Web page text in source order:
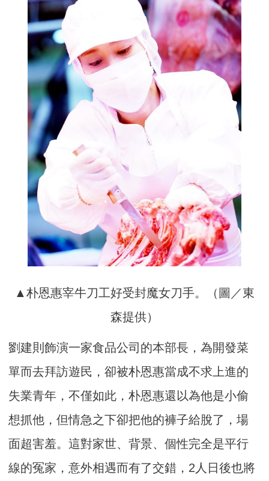
▲朴恩惠宰牛刀工好受封魔女刀手。（圖／東
森提供）
劉建則飾演一家食品公司的本部長，為開發菜
單而去拜訪遊民，卻被朴恩惠當成不求上進的
失業青年，不僅如此，朴恩惠還以為他是小偷
想抓他，但情急之下卻把他的褲子給脫了，場
面超害羞。這對家世、背景、個性完全是平行
線的冤家，意外相遇而有了交錯，2人日後也將